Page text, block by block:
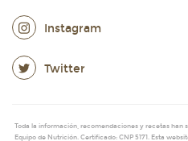
Instagram
Twitter
Toda la información, recomendaciones y recetas han
Equipo de Nutrición. Certificado: CNP 5171. Esta